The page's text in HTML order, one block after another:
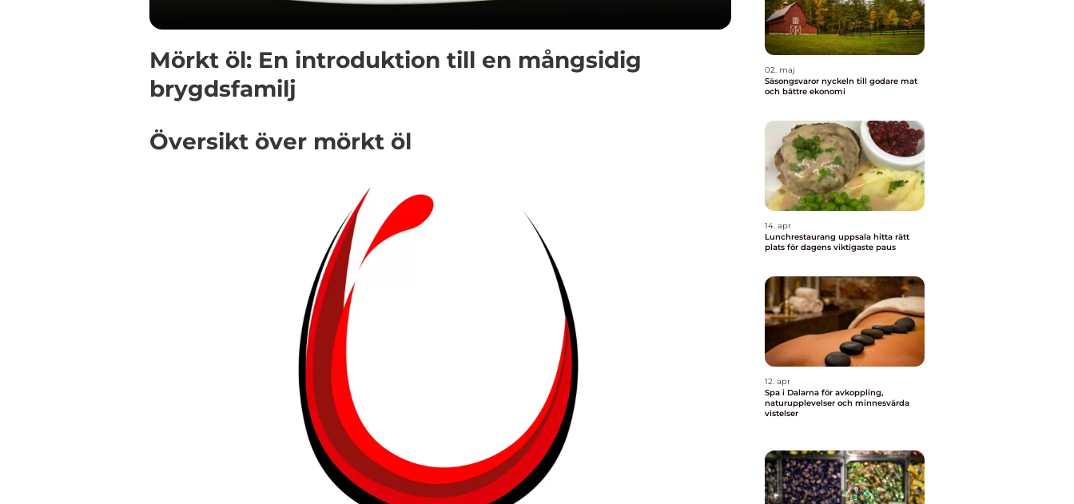
Mörkt öl: En introduktion till en mångsidig
brygdsfamilj
Översikt över mörkt öl
02. maj
Säsongsvaror nyckeln till godare mat
och bättre ekonomi
14. apr
Lunchrestaurang uppsala hitta rätt
plats för dagens viktigaste paus
12. apr
Spa i Dalarna för avkoppling,
naturupplevelser och minnesvärda
vistelser